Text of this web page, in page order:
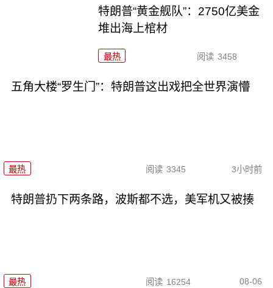
特朗普“黄金舰队”：2750亿美金
堆出海上棺材
最热 阅读 3458
五角大楼“罗生门”：特朗普这出戏把全世界演懵
最热 阅读 3345 3小时前
特朗普扔下两条路，波斯都不选，美军机又被揍
最热 阅读 16254 08-06